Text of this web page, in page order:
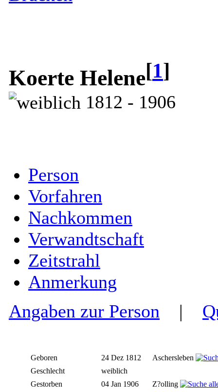
Koerte Helene[1]
1812 - 1906
Person
Vorfahren
Nachkommen
Verwandtschaft
Zeitstrahl
Anmerkung
Angaben zur Person |
Geboren 24 Dez 1812
Aschersleben
Geschlecht
weiblich
Gestorben
04 Jan 1906
Z?olling